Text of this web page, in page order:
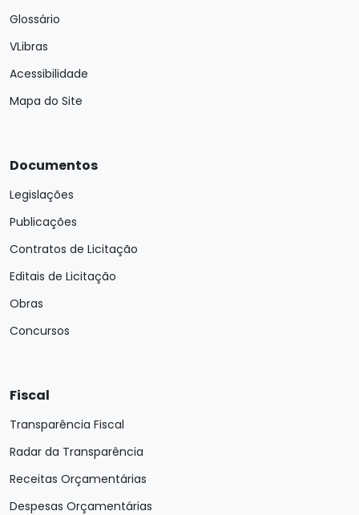
Glossário
VLibras
Acessibilidade
Mapa do Site
Documentos
Legislações
Publicações
Contratos de Licitação
Editais de Licitação
Obras
Concursos
Fiscal
Transparência Fiscal
Radar da Transparência
Receitas Orçamentárias
Despesas Orçamentárias